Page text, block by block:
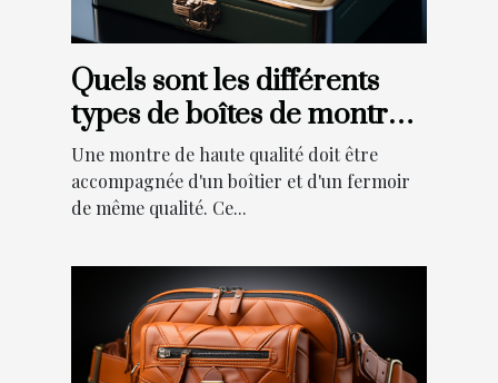
Quels sont les différents
types de boîtes de montres
disponibles ?
Une montre de haute qualité doit être
accompagnée d'un boîtier et d'un fermoir
de même qualité. Ce...